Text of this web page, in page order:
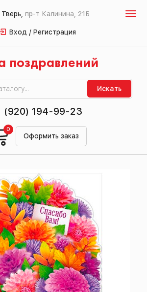
Тверь, пр-т Калинина, 21Б
Вход / Регистрация
поздравлений
Искать
(920) 194-99-23
Оформить заказ
0